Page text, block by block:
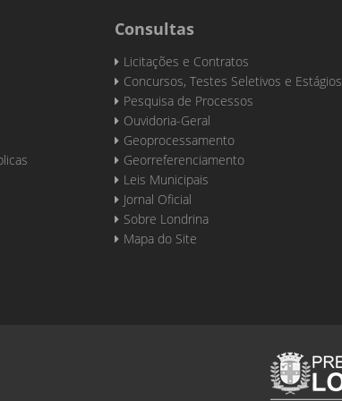
Consultas
Licitações e Contratos
Concursos, Testes Seletivos e Estágios
Pesquisa de Processos
Ouvidoria-Geral
Geoprocessamento
Georreferenciamento
Leis Municipais
Jornal Oficial
Sobre Londrina
Mapa do Site